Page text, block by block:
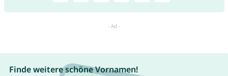
Finde weitere schöne Vornamen!